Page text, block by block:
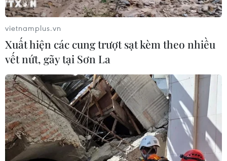
TIN CÙNG CHUYÊN MỤC
vietnamplus.vn
Xuất hiện các cung trượt sạt kèm theo nhiều
vết nứt, gãy tại Sơn La